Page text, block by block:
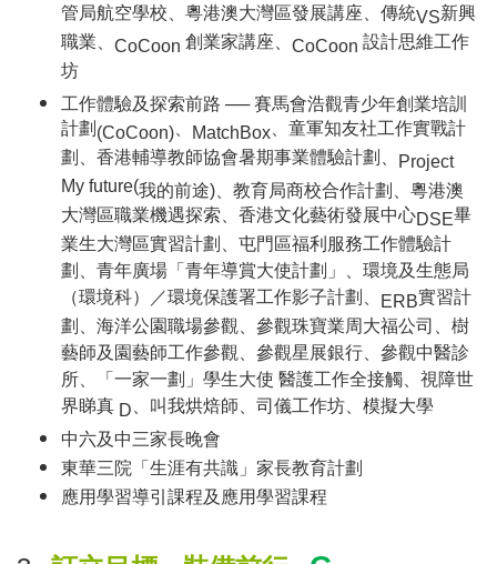
管局航空學校、粵港澳大灣區發展講座、傳統VS新興
職業、
CoCoon 創業家講座、 CoCoon 設計思維工作
坊
工作體驗及探索前路 ── 賽馬會浩觀青少年創業培訓
計劃(CoCoon)、 MatchBox、童軍知友社工作實戰計
劃、香港輔導教師協會暑期事業體驗計劃、
Project
My future(我的前途) 、教育局商校合作計劃、粵港澳
大灣區職業機遇探索、香港文化藝術發展中心DSE畢
業生大灣區實習計劃、屯門區福利服務工作體驗計
劃、青年廣場「青年導賞大使計劃」、環境及生態局
（環境科）／環境保護署工作影子計劃、
ERB實習計
劃、海洋公園職場參觀、參觀珠寶業周大福公司、樹
藝師及園藝師工作參觀、參觀星展銀行、參觀中醫診
所、「一家一劃」學生大使 醫護工作全接觸、視障世
界睇真 D、叫我烘焙師、司儀工作坊、模擬大學
中六及中三家長晚會
東華三院「生涯有共識」家長教育計劃
應用學習導引課程及應用學習課程